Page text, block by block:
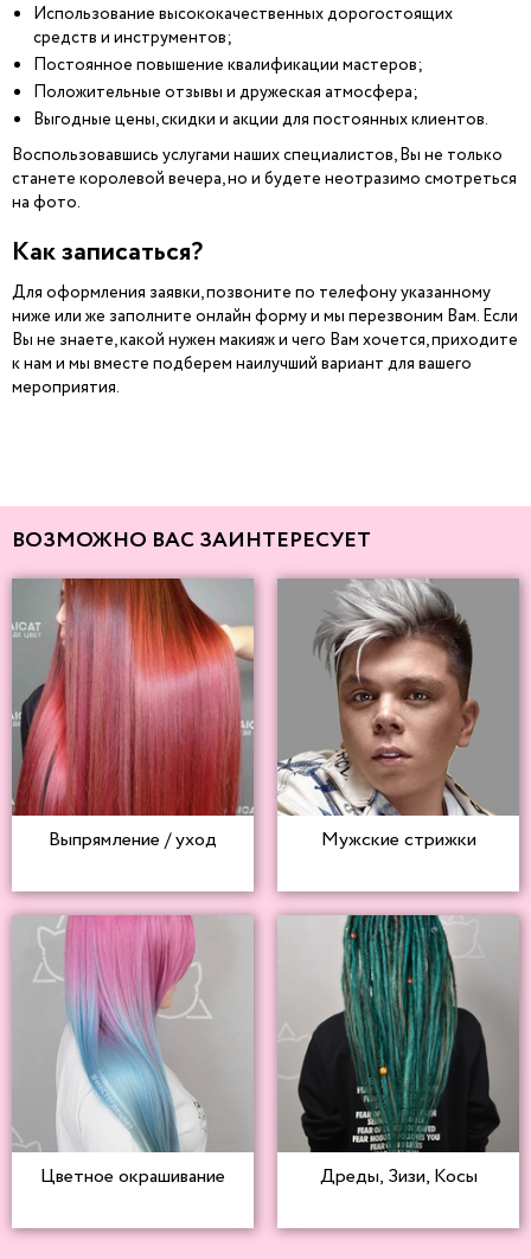
Использование высококачественных дорогостоящих
средств и инструментов;
Постоянное повышение квалификации мастеров;
Положительные отзывы и дружеская атмосфера;
Выгодные цены, скидки и акции для постоянных клиентов.
Воспользовавшись услугами наших специалистов, Вы не только
станете королевой вечера, но и будете неотразимо смотреться
на фото.
Как записаться?
Для оформления заявки, позвоните по телефону указанному
ниже или же заполните онлайн форму и мы перезвоним Вам. Если
Вы не знаете, какой нужен макияж и чего Вам хочется, приходите
к нам и мы вместе подберем наилучший вариант для вашего
мероприятия.
ВОЗМОЖНО ВАС ЗАИНТЕРЕСУЕТ
Выпрямление / уход Мужские стрижки
Цветное окрашивание Дреды, Зизи, Косы